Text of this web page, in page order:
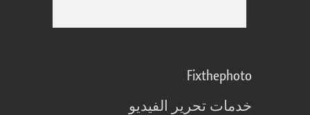
Fixthephoto
خدمات تحرير الفيديو